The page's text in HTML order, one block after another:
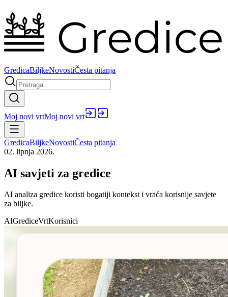
GredicaBiljkeNovostiČesta pitanja
Moj novi vrtMoj novi vrt
GredicaBiljkeNovostiČesta pitanja
02. lipnja 2026.
AI savjeti za gredice
AI analiza gredice koristi bogatiji kontekst i vraća korisnije savjete
za biljke.
AIGrediceVrtKorisnici